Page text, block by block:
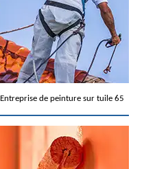
Entreprise de peinture sur tuile 65